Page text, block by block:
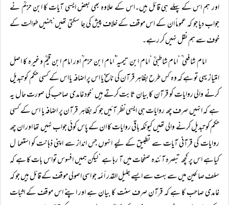
اور ہم اس کے پہلے ہی قائل ہیں۔اس کے علاوہ بھی بعض ایسی آیات کا ابن حزمؒ نے
جواب دیا جو کہ عموماً ان کے اس موقف کے خلاف پیش کی جا سکتی تھیں‘جنہیں طوالت کے
خوف سے ہم نقل نہیں کر رہے۔
امام شافعی ؒ ‘امام شاطبیؒ ‘امام ابن تیمیہ‘ؒ امام ابن حزم ؒ اور امام ابن قیمؒ وغیرہ کا اصل
امتیاز یہی تو ہے کہ وہ کس طرح بظاہر قرآن کی ناسخ یا اس پر اضافہ یااس کے کسی حکم کو تبدیل
کرنے والی روایات کو قرآن کا بیان ثابت کرتے ہیں ‘خود غامدی صاحب کی صورت حال یہ
ہے کہ انہیں صرف چھ روایات ہی ایسی نظر آئیں جو کہ بظاہر قرآن پر اضافہ یا اس کے کسی
حکم کو تبدیل کرنے والی تھیں کیونکہ باقی روایات کا ان کے پاس کوئی جواب نہیں تھا اور ان چھ
روایات کی قرآنی آیات سے تطبیق کے لیے انہوں جس انداز سے اپنی ذہانت کو استعما ل
کیاہے اس پر کچھ تبصرہ آئندہ صفحات میں آ رہا ہے ‘ لیکن ہمیں افسوس تواس بات کا ہے کہ
سلف صالحین میں سے بہت سے ایسے جلیل القدر أئمہ جو اسی اصولی موقف کے قائل ہیں جو کہ
غامدی صاحب کا ہے کہ قرآن صرف سنت کا بیان ہے اور اپنے اس موقف کے اثبات